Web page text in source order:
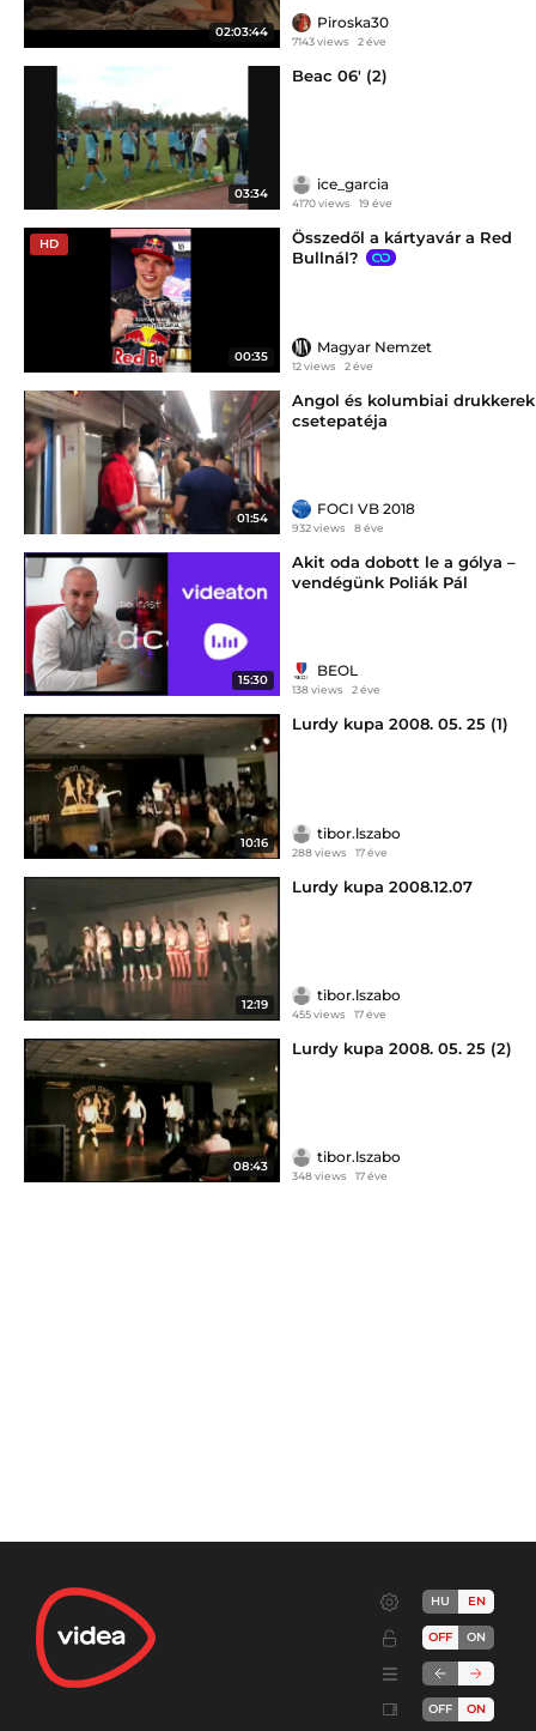
02:03:44
Piroska30
7143 views 2 éve
03:34
Beac 06' (2)
ice_garcia
4170 views 19 éve
HD
00:35
Összedől a kártyavár a Red
Bullnál?
Magyar Nemzet
12 views 2 éve
01:54
Angol és kolumbiai drukkerek
csetepatéja
FOCI VB 2018
932 views 8 éve
15:30
Akit oda dobott le a gólya –
vendégünk Poliák Pál
BEOL
138 views 2 éve
10:16
Lurdy kupa 2008. 05. 25 (1)
tibor.lszabo
288 views 17 éve
12:19
Lurdy kupa 2008.12.07
tibor.lszabo
455 views 17 éve
08:43
Lurdy kupa 2008. 05. 25 (2)
tibor.lszabo
348 views 17 éve
HU EN
OFF ON
OFF ON